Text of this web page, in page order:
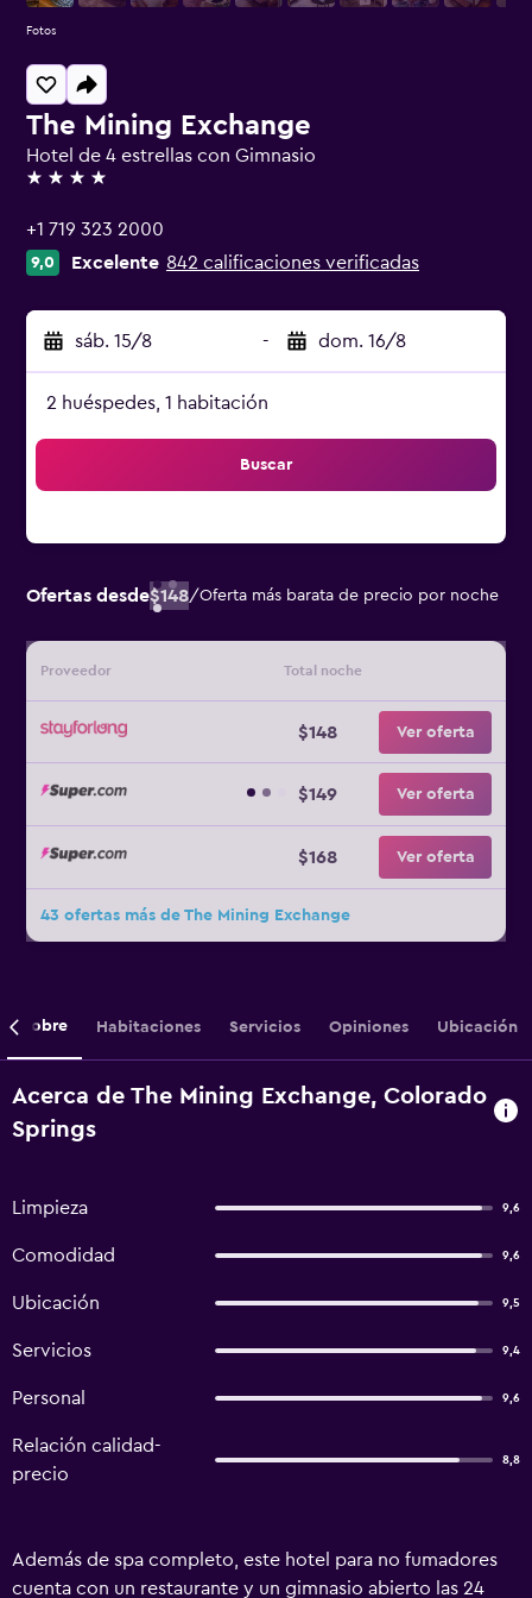
The Mining Exchange
Hotel de 4 estrellas con Gimnasio
4 estrellas
+1 719 323 2000
9,0 Excelente 842 calificaciones verificadas
sáb. 15/8 - dom. 16/8
2 huéspedes, 1 habitación
Buscar
Ofertas desde$148/Oferta más barata de precio por noche
Proveedor Total noche
$148 Ver oferta
$149 Ver oferta
$168 Ver oferta
43 ofertas más de The Mining Exchange
Fotos
Sobre Habitaciones Servicios Opiniones Ubicación
Acerca de The Mining Exchange, Colorado
Springs
Limpieza 9,6
Comodidad 9,6
Ubicación 9,5
Servicios 9,4
Personal 9,6
Relación calidad-
precio
8,8
Además de spa completo, este hotel para no fumadores
cuenta con un restaurante y un gimnasio abierto las 24